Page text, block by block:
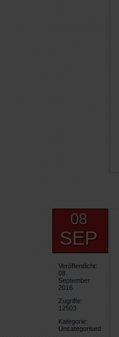
08
SEP
Veröffentlicht:
08.
September
2016
Zugriffe:
12503
Kategorie:
Uncategorised